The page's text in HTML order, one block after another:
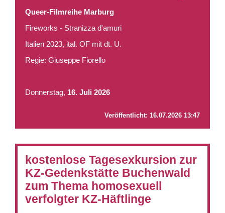
Queer-Filmreihe Marburg
Fireworks - Stranizza d'amuri
Italien 2023, ital. OF mit dt. U.
Regie: Giuseppe Fiorello
Donnerstag, 16. Juli 2026
Veröffentlicht: 16.07.2026 13:47
kostenlose Tagesexkursion zur
KZ-Gedenkstätte Buchenwald
zum Thema homosexuell
verfolgter KZ-Häftlinge